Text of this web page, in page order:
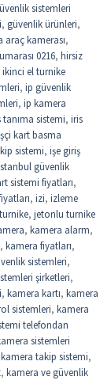
sistemleri
, güvenlik ürünleri,
araç kamerası,
0216, hirsiz
ikinci el turnike
, ip güvenlik
, ip kamera
tanıma sistemi, iris
kart basma
sistemi, işe giriş
güvenlik
sistemi fiyatları,
, izi, izleme
, jetonlu turnike
, kamera alarm,
, kamera fiyatları,
sistemleri,
şirketleri,
, kamera kartı, kamera
sistemleri, kamera
telefondan
sistemleri
kamera takip sistemi,
, kamera ve güvenlik